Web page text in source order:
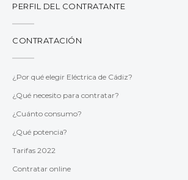
PERFIL DEL CONTRATANTE
CONTRATACIÓN
¿Por qué elegir Eléctrica de Cádiz?
¿Qué necesito para contratar?
¿Cuánto consumo?
¿Qué potencia?
Tarifas 2022
Contratar online